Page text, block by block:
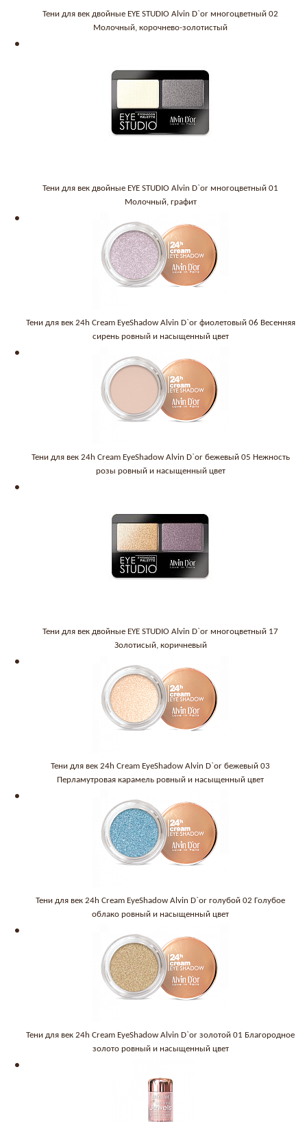
Тени для век двойные EYE STUDIO Alvin D`or многоцветный 02
Молочный, корочнево-золотистый
Тени для век двойные EYE STUDIO Alvin D`or многоцветный 01
Молочный, графит
Тени для век 24h Cream EyeShadow Alvin D`or фиолетовый 06 Весенняя
сирень ровный и насыщенный цвет
Тени для век 24h Cream EyeShadow Alvin D`or бежевый 05 Нежность
розы ровный и насыщенный цвет
Тени для век двойные EYE STUDIO Alvin D`or многоцветный 17
Золотисый, коричневый
Тени для век 24h Cream EyeShadow Alvin D`or бежевый 03
Перламутровая карамель ровный и насыщенный цвет
Тени для век 24h Cream EyeShadow Alvin D`or голубой 02 Голубое
облако ровный и насыщенный цвет
Тени для век 24h Cream EyeShadow Alvin D`or золотой 01 Благородное
золото ровный и насыщенный цвет